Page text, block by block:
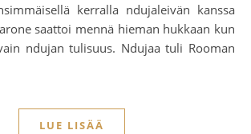
kerralla ndujaleivän kanssa
saattoi mennä hieman hukkaan kun
ndujan tulisuus. Ndujaa tuli Rooman
LUE LISÄÄ